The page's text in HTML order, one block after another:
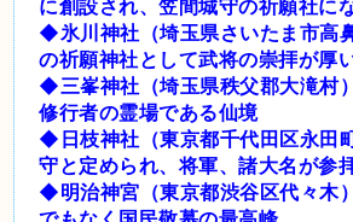
に創設され、笠間城守の祈願社に
◆氷川神社（埼玉県さいたま市高
の祈願神社として武将の崇拝が厚
◆三峯神社（埼玉県秩父郡大滝村
修行者の霊場である仙境
◆日枝神社（東京都千代田区永
守と定められ、将軍、諸大名が参
◆明治神宮（東京都渋谷区代々木